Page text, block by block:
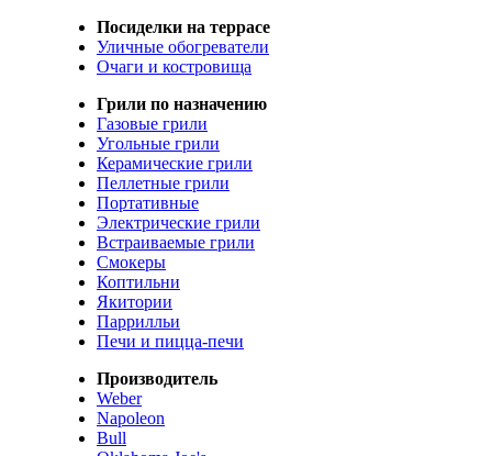
Посиделки на террасе
Уличные обогреватели
Очаги и костровища
Грили по назначению
Газовые грили
Угольные грили
Керамические грили
Пеллетные грили
Портативные
Электрические грили
Встраиваемые грили
Смокеры
Коптильни
Якитории
Паррилльи
Печи и пицца-печи
Производитель
Weber
Napoleon
Bull